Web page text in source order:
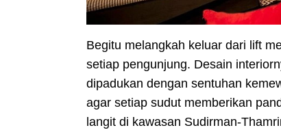
Begitu melangkah keluar dari lift
setiap pengunjung. Desain
dipadukan dengan sentuhan
agar setiap sudut memberikan
langit di kawasan Sudirman-